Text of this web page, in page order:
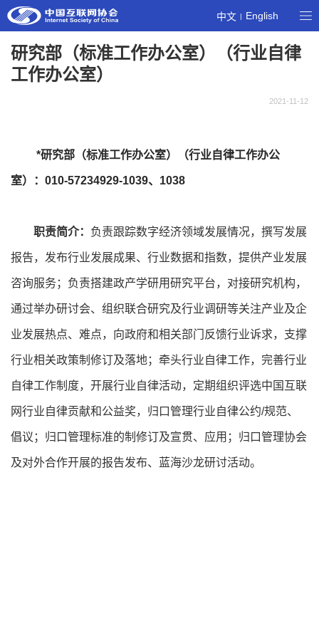
中文 | English
研究部（标准工作办公室）（行业自律
工作办公室）
2021-11-12
*研究部（标准工作办公室）（行业自律工作办公
室）：010-57234929-1039、1038
职责简介： 负责跟踪数字经济领域发展情况，撰写发展
报告，发布行业发展成果、行业数据和指数，提供产业发展
咨询服务；负责搭建政产学研用研究平台，对接研究机构，
通过举办研讨会、组织联合研究及行业调研等关注产业及企
业发展热点、难点，向政府和相关部门反馈行业诉求，支撑
行业相关政策制修订及落地；牵头行业自律工作，完善行业
自律工作制度，开展行业自律活动，定期组织评选中国互联
网行业自律贡献和公益奖，归口管理行业自律公约/规范、
倡议；归口管理标准的制修订及宣贯、应用；归口管理协会
及对外合作开展的报告发布、蓝海沙龙研讨活动。